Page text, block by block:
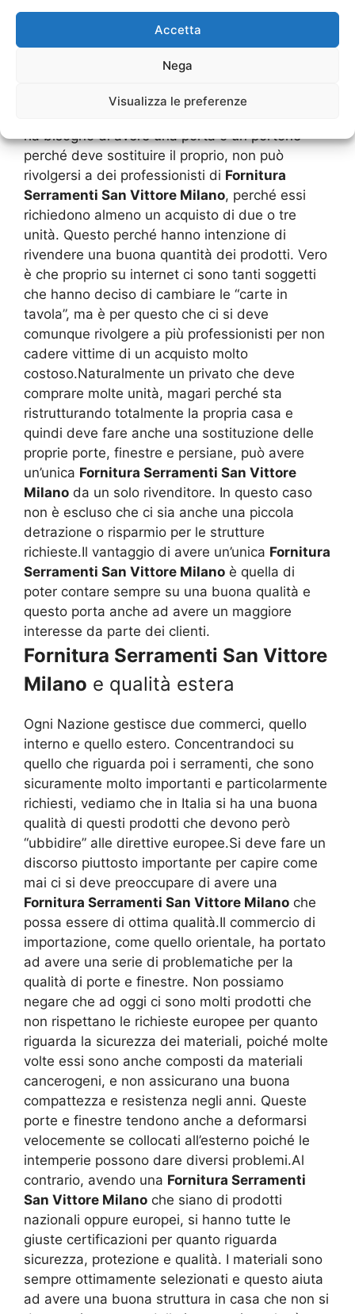
Accetta
Nega
Visualizza le preferenze
“spaesati” quando si parla di unaFornitura
Serramenti San Vittore Milano
dei negozi e grossisti che possono eseguire una
vendita diretta al minuto, ma solo quando ci
ha bisogno di avere una porta o un portone
perché deve sostituire il proprio, non può
rivolgersi a dei professionisti di Fornitura
Serramenti San Vittore Milano, perché essi
richiedono almeno un acquisto di due o tre
unità. Questo perché hanno intenzione di
rivendere una buona quantità dei prodotti. Vero
è che proprio su internet ci sono tanti soggetti
che hanno deciso di cambiare le “carte in
tavola”, ma è per questo che ci si deve
comunque rivolgere a più professionisti per non
cadere vittime di un acquisto molto
costoso.Naturalmente un privato che deve
comprare molte unità, magari perché sta
ristrutturando totalmente la propria casa e
quindi deve fare anche una sostituzione delle
proprie porte, finestre e persiane, può avere
un’unica Fornitura Serramenti San Vittore
Milano da un solo rivenditore. In questo caso
non è escluso che ci sia anche una piccola
detrazione o risparmio per le strutture
richieste.Il vantaggio di avere un’unica Fornitura
Serramenti San Vittore Milano è quella di
poter contare sempre su una buona qualità e
questo porta anche ad avere un maggiore
interesse da parte dei clienti.
Fornitura Serramenti San Vittore
Milano e qualità estera
Ogni Nazione gestisce due commerci, quello
interno e quello estero. Concentrandoci su
quello che riguarda poi i serramenti, che sono
sicuramente molto importanti e particolarmente
richiesti, vediamo che in Italia si ha una buona
qualità di questi prodotti che devono però
“ubbidire” alle direttive europee.Si deve fare un
discorso piuttosto importante per capire come
mai ci si deve preoccupare di avere una
Fornitura Serramenti San Vittore Milano che
possa essere di ottima qualità.Il commercio di
importazione, come quello orientale, ha portato
ad avere una serie di problematiche per la
qualità di porte e finestre. Non possiamo
negare che ad oggi ci sono molti prodotti che
non rispettano le richieste europee per quanto
riguarda la sicurezza dei materiali, poiché molte
volte essi sono anche composti da materiali
cancerogeni, e non assicurano una buona
compattezza e resistenza negli anni. Queste
porte e finestre tendono anche a deformarsi
velocemente se collocati all’esterno poiché le
intemperie possono dare diversi problemi.Al
contrario, avendo una Fornitura Serramenti
San Vittore Milano che siano di prodotti
nazionali oppure europei, si hanno tutte le
giuste certificazioni per quanto riguarda
sicurezza, protezione e qualità. I materiali sono
sempre ottimamente selezionati e questo aiuta
ad avere una buona struttura in casa che non si